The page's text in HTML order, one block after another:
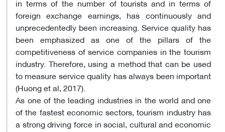
foreign exchange earnings, has continuously and
unprecedentedly been increasing. Service quality has
been emphasized as one of the pillars of the
competitiveness of service companies in the tourism
industry. Therefore, using a method that can be used
to measure service quality has always been important
(Huong et al, 2017).
As one of the leading industries in the world and one
of the fastest economic sectors, tourism industry has
a strong driving force in social, cultural and economic